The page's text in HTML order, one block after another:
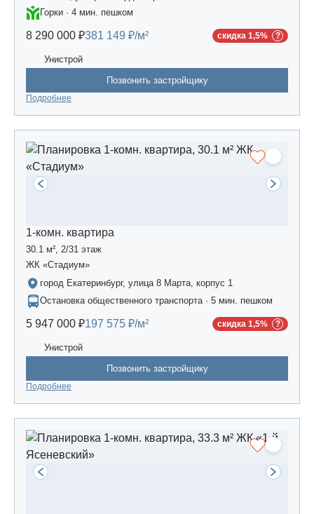
Горки · 4 мин. пешком
8 290 000 ₽381 149 ₽/м² скидка 1,5%
Унистрой
Позвонить застройщику
Подробнее
1-комн. квартира
30.1 м², 2/31 этаж
ЖК «Стадиум»
город Екатеринбург, улица 8 Марта, корпус 1
Остановка общественного транспорта · 5 мин. пешком
5 947 000 ₽197 575 ₽/м² скидка 1,5%
Унистрой
Позвонить застройщику
Подробнее